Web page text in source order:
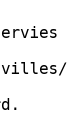
villes/